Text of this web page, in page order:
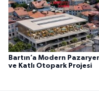
Bartın’a Modern
ve Katlı Otopark Projesi